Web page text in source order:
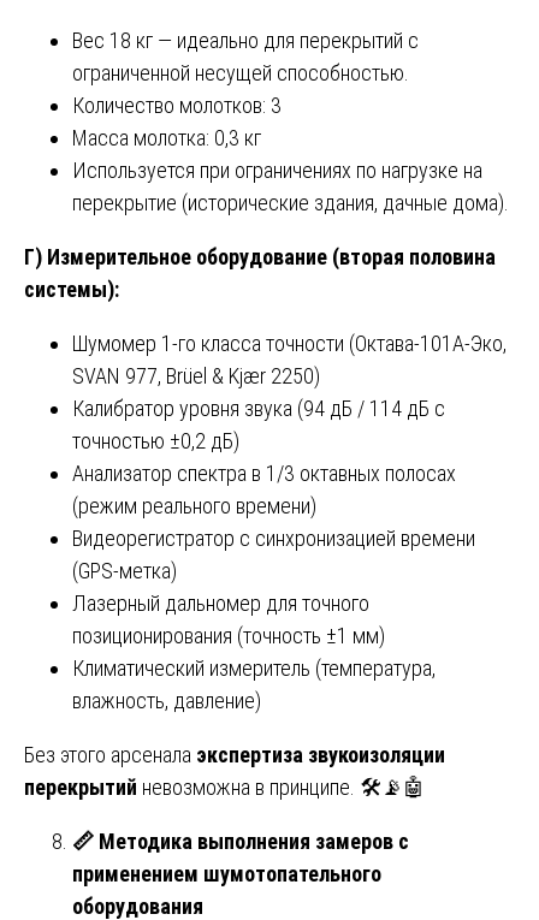
Вес 18 кг — идеально для перекрытий с
ограниченной несущей способностью.
Количество молотков: 3
Масса молотка: 0,3 кг
Используется при ограничениях по нагрузке на
перекрытие (исторические здания, дачные дома).
Г) Измерительное оборудование (вторая половина
системы):
Шумомер 1-го класса точности (Октава-101А-Эко,
SVAN 977, Brüel & Kjær 2250)
Калибратор уровня звука (94 дБ / 114 дБ с
точностью ±0,2 дБ)
Анализатор спектра в 1/3 октавных полосах
(режим реального времени)
Видеорегистратор с синхронизацией времени
(GPS-метка)
Лазерный дальномер для точного
позиционирования (точность ±1 мм)
Климатический измеритель (температура,
влажность, давление)
Без этого арсенала экспертиза звукоизоляции
перекрытий невозможна в принципе. 🛠️📡🤖
📏 Методика выполнения замеров с
применением шумотопательного
оборудования